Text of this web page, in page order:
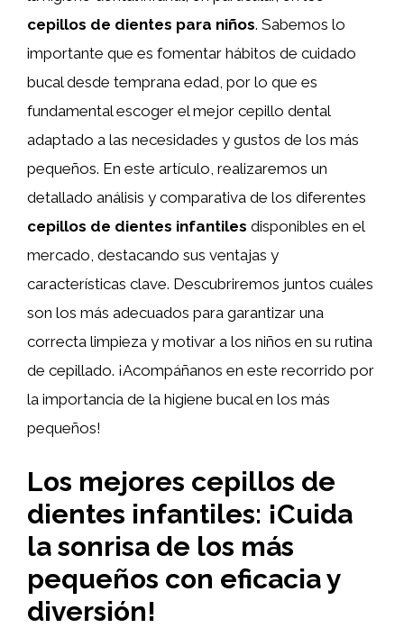
cepillos de dientes para niños. Sabemos lo
importante que es fomentar hábitos de cuidado
bucal desde temprana edad, por lo que es
fundamental escoger el mejor cepillo dental
adaptado a las necesidades y gustos de los más
pequeños. En este artículo, realizaremos un
detallado análisis y comparativa de los diferentes
cepillos de dientes infantiles disponibles en el
mercado, destacando sus ventajas y
características clave. Descubriremos juntos cuáles
son los más adecuados para garantizar una
correcta limpieza y motivar a los niños en su rutina
de cepillado. ¡Acompáñanos en este recorrido por
la importancia de la higiene bucal en los más
pequeños!
Los mejores cepillos de
dientes infantiles: ¡Cuida
la sonrisa de los más
pequeños con eficacia y
diversión!